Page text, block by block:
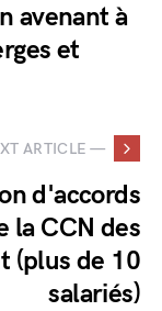
avenant à
et
ARTICLE —
d'accords
la CCN des
(plus de 10
salariés)